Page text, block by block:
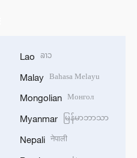
Lao ລາວ
Malay Bahasa Melayu
Mongolian Монгол
Myanmar မြန်မာဘာသာ
Nepali नेपाली